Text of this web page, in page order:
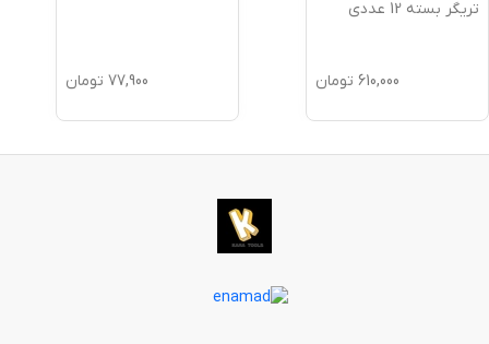
تریگر بسته 12 عددی
610,000 تومان 77,900 تومان